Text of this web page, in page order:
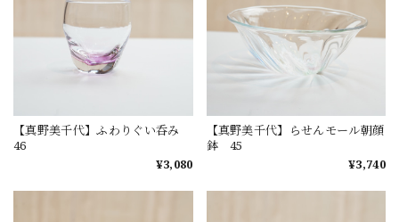
【真野美千代】ふわりぐい呑み
46
¥3,080
【真野美千代】らせんモール朝顔
鉢 45
¥3,740